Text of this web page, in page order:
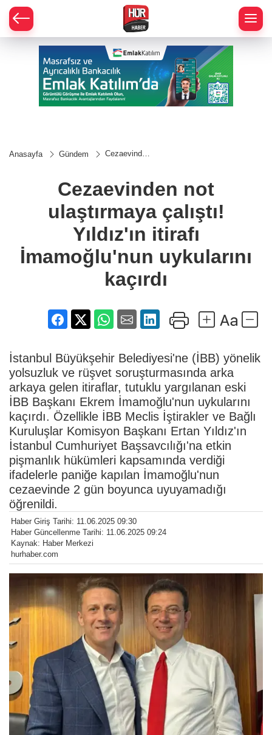
Anasayfa Gündem
Cezaevinden
çalıştı!
Yıldız'ın itirafı
uykularını
kaçırdı
Cezaevinden not
ulaştırmaya çalıştı!
Yıldız'ın itirafı
İmamoğlu'nun uykularını
kaçırdı
İstanbul Büyükşehir Belediyesi'ne (İBB) yönelik
yolsuzluk ve rüşvet soruşturmasında arka
arkaya gelen itiraflar, tutuklu yargılanan eski
İBB Başkanı Ekrem İmamoğlu'nun uykularını
kaçırdı. Özellikle İBB Meclis İştirakler ve Bağlı
Kuruluşlar Komisyon Başkanı Ertan Yıldız'ın
İstanbul Cumhuriyet Başsavcılığı'na etkin
pişmanlık hükümleri kapsamında verdiği
ifadelerle paniğe kapılan İmamoğlu'nun
cezaevinde 2 gün boyunca uyuyamadığı
öğrenildi.
Haber Giriş Tarihi: 11.06.2025 09:30
Haber Güncellenme Tarihi: 11.06.2025 09:24
Kaynak: Haber Merkezi
hurhaber.com